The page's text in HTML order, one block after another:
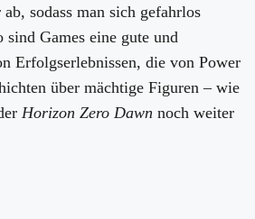
sodass man sich gefahrlos
sind Games eine gute und
Erfolgserlebnissen, die von Power
über mächtige Figuren – wie
Horizon Zero Dawn noch weiter